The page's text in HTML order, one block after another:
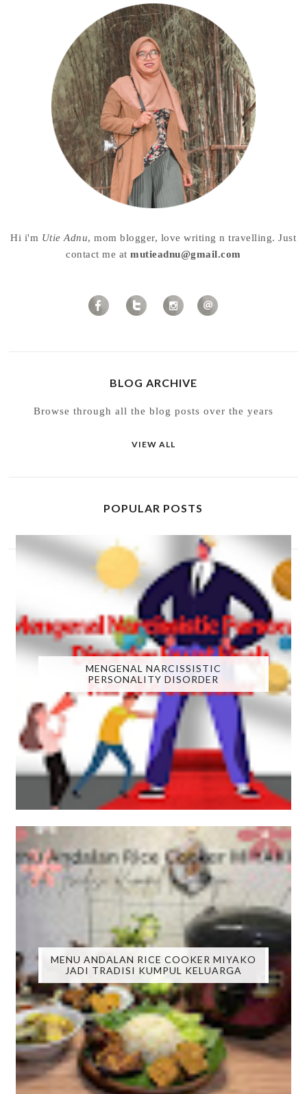
Hi i'm Utie Adnu, mom blogger, love writing n travelling. Just
contact me atmutieadnu@gmail.com
BLOG ARCHIVE
Browse through all the blog posts over the years
VIEW ALL
POPULAR POSTS
MENGENAL NARCISSISTIC
PERSONALITY DISORDER
MENU ANDALAN RICE COOKER MIYAKO
JADI TRADISI KUMPUL KELUARGA